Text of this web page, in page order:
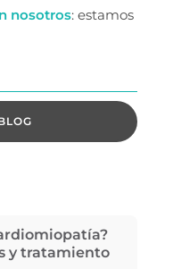
nosotros: estamos
y tratamiento